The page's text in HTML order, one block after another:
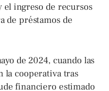
el ingreso de recursos
de préstamos de
de 2024, cuando las
la cooperativa tras
financiero estimado